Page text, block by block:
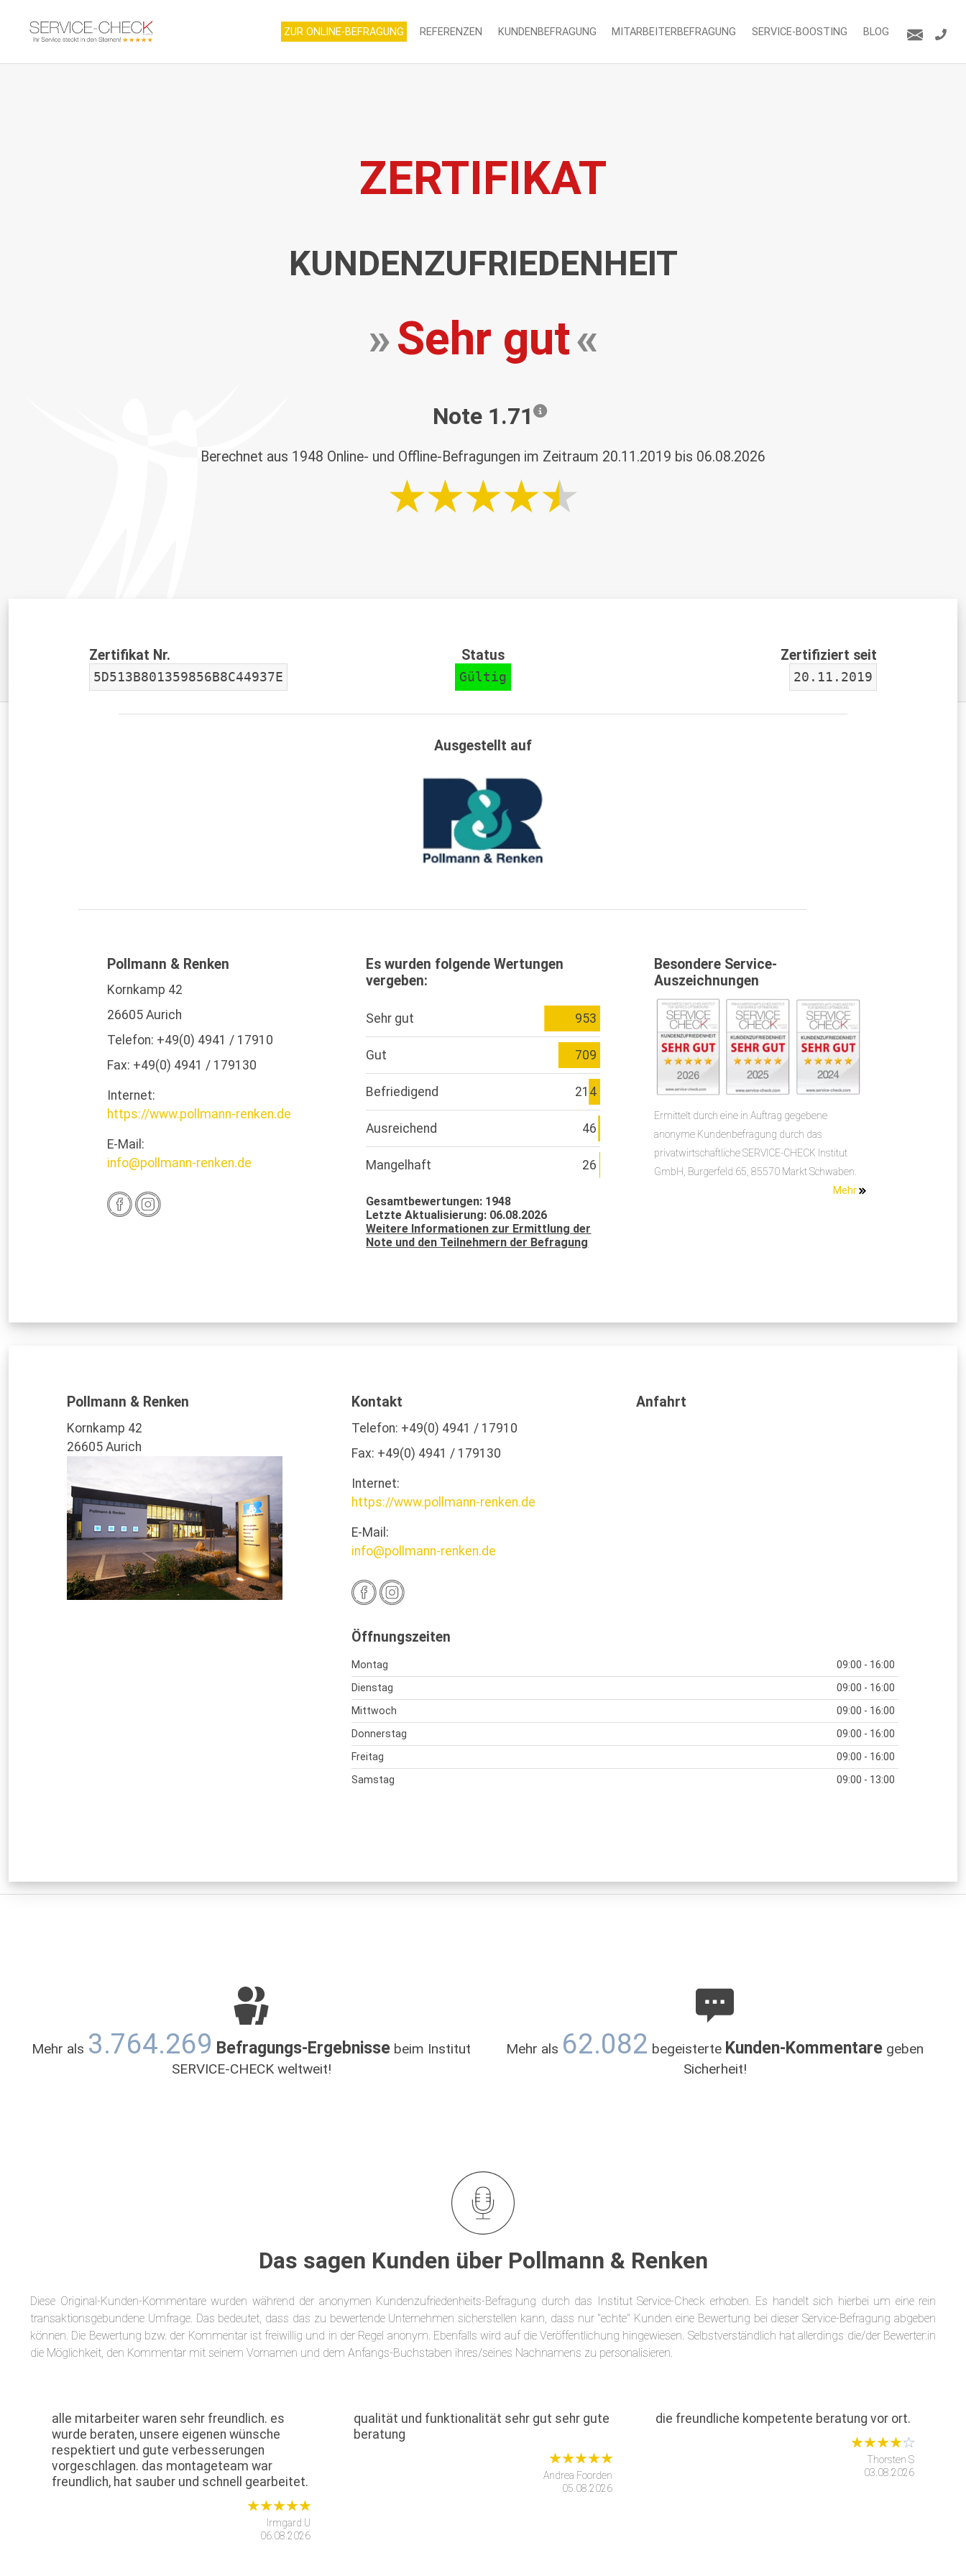
ZUR ONLINE-BEFRAGUNG REFERENZEN KUNDENBEFRAGUNG MITARBEITERBEFRAGUNG SERVICE-BOOSTING BLOG
ZERTIFIKAT
KUNDENZUFRIEDENHEIT
»Sehr gut«
Note 1.71
Berechnet aus 1948 Online- und Offline-Befragungen im Zeitraum 20.11.2019 bis 06.08.2026
Zertifikat Nr.
5D513B801359856B8C44937E
Status
Gültig
Zertifiziert seit
20.11.2019
Ausgestellt auf
Pollmann & Renken
Kornkamp 42
26605 Aurich
Telefon: +49(0) 4941 / 17910
Fax: +49(0) 4941 / 179130
Internet:
https://www.pollmann-renken.de
E-Mail:
info@pollmann-renken.de
Es wurden folgende Wertungen
vergeben:
Sehr gut 953
Gut 709
Befriedigend 214
Ausreichend 46
Mangelhaft 26
Gesamtbewertungen: 1948
Letzte Aktualisierung: 06.08.2026
Weitere Informationen zur Ermittlung der
Note und den Teilnehmern der Befragung
Besondere Service-
Auszeichnungen
Ermittelt durch eine in Auftrag gegebene
anonyme Kundenbefragung durch das
privatwirtschaftliche SERVICE-CHECK Institut
GmbH, Burgerfeld 65, 85570 Markt Schwaben.
Mehr
Pollmann & Renken
Kornkamp 42
26605 Aurich
Kontakt
Telefon: +49(0) 4941 / 17910
Fax: +49(0) 4941 / 179130
Internet:
https://www.pollmann-renken.de
E-Mail:
info@pollmann-renken.de
Anfahrt
Öffnungszeiten
Montag
09:00 - 16:00
Dienstag
09:00 - 16:00
Mittwoch
09:00 - 16:00
Donnerstag
09:00 - 16:00
Freitag
09:00 - 16:00
Samstag
09:00 - 13:00
Mehr als 3.764.269 Befragungs-Ergebnisse beim Institut
SERVICE-CHECK weltweit!
Mehr als 62.082 begeisterte Kunden-Kommentare geben
Sicherheit!
Das sagen Kunden über Pollmann & Renken
Diese Original-Kunden-Kommentare wurden während der anonymen Kundenzufriedenheits-Befragung durch das Institut Service-Check erhoben. Es handelt sich hierbei um eine rein
transaktionsgebundene Umfrage. Das bedeutet, dass das zu bewertende Unternehmen sicherstellen kann, dass nur "echte" Kunden eine Bewertung bei dieser Service-Befragung abgeben
können. Die Bewertung bzw. der Kommentar ist freiwillig und in der Regel anonym. Ebenfalls wird auf die Veröffentlichung hingewiesen. Selbstverständlich hat allerdings die/der Bewerter:in
die Möglichkeit, den Kommentar mit seinem Vornamen und dem Anfangs-Buchstaben ihres/seines Nachnamens zu personalisieren.
alle mitarbeiter waren sehr freundlich. es
wurde beraten, unsere eigenen wünsche
respektiert und gute verbesserungen
vorgeschlagen. das montageteam war
freundlich, hat sauber und schnell gearbeitet.
Irmgard U
06.08.2026
qualität und funktionalität sehr gut sehr gute
beratung
Andrea Foorden
05.08.2026
die freundliche kompetente beratung vor ort.
Thorsten S
03.08.2026